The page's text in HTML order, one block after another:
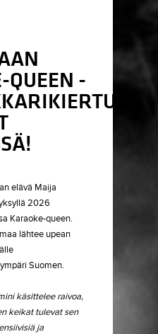
QUEEN -
elävä Maija
2026
Karaoke-queen.
lähtee upean
Suomen.
käsittelee raivoa,
keikat tulevat sen
ja